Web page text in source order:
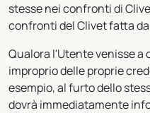
stesse nei confronti di
confronti del Clivet fatta
Qualora l'Utente venisse a
improprio delle proprie
esempio, al furto dello
dovrà immediatamente